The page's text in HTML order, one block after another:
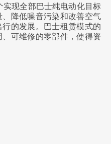
实现全部巴士纯电动化目标
降低噪音污染和改善空气
的发展。巴士租赁模式的
可维修的零部件，使得资